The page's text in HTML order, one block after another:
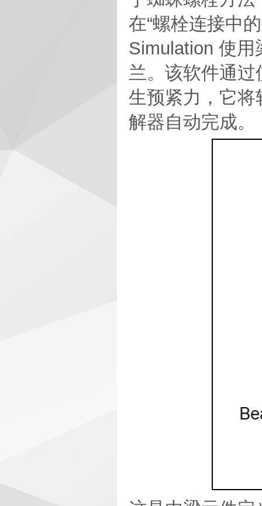
在“螺栓连接中
Simulation 使用
兰。该软件通
生预紧力，它
解器自动完成。